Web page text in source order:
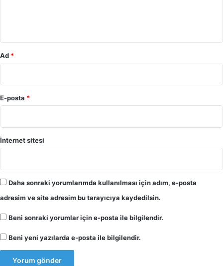
Ad *
E-posta *
İnternet sitesi
Daha sonraki yorumlarımda kullanılması için adım, e-posta
adresim ve site adresim bu tarayıcıya kaydedilsin.
Beni sonraki yorumlar için e-posta ile bilgilendir.
Beni yeni yazılarda e-posta ile bilgilendir.